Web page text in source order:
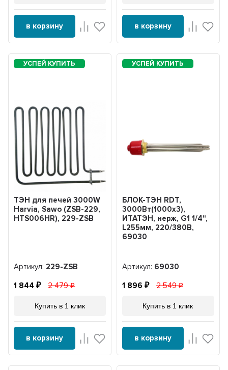
в корзину в корзину
ТЭН для печей 3000W
Harvia, Sawo (ZSB-229,
HTS006HR), 229-ZSB
Артикул: 229-ZSB
1 844 2 479
Купить в 1 клик
в корзину
БЛОК-ТЭН RDT,
3000Вт(1000x3),
ИТАТЭН, нерж, G1 1/4",
L255мм, 220/380В,
69030
Артикул: 69030
1 896 2 549
Купить в 1 клик
в корзину